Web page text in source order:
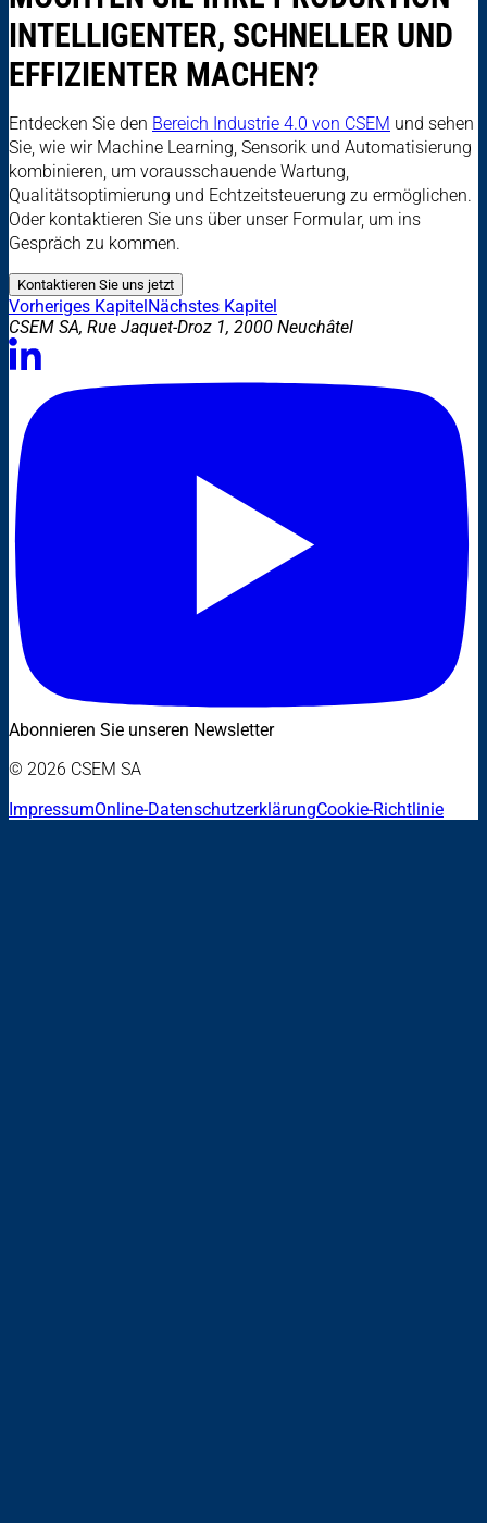
INTELLIGENTER, SCHNELLER UND
EFFIZIENTER MACHEN?
Entdecken Sie den Bereich Industrie 4.0 von CSEM und sehen
Sie, wie wir Machine Learning, Sensorik und Automatisierung
kombinieren, um vorausschauende Wartung,
Qualitätsoptimierung und Echtzeitsteuerung zu ermöglichen.
Oder kontaktieren Sie uns über unser Formular, um ins
Gespräch zu kommen.
Kontaktieren Sie uns jetzt
Vorheriges Kapitel Nächstes Kapitel
CSEM SA, Rue Jaquet-Droz 1, 2000 Neuchâtel
Abonnieren Sie unseren Newsletter
© 2026 CSEM SA
ImpressumOnline-DatenschutzerklärungCookie-Richtlinie